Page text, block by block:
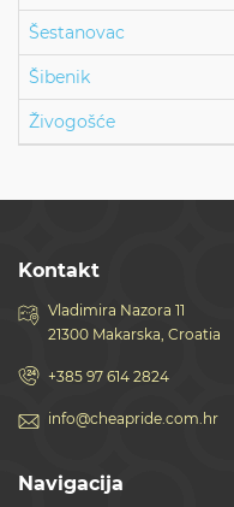
Šestanovac
Šibenik
Živogošće
Kontakt
Vladimira Nazora 11
21300 Makarska, Croatia
+385 97 614 2824
info@cheapride.com.hr
Navigacija